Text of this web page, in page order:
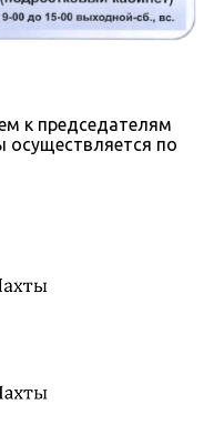
к председателям
осуществляется по